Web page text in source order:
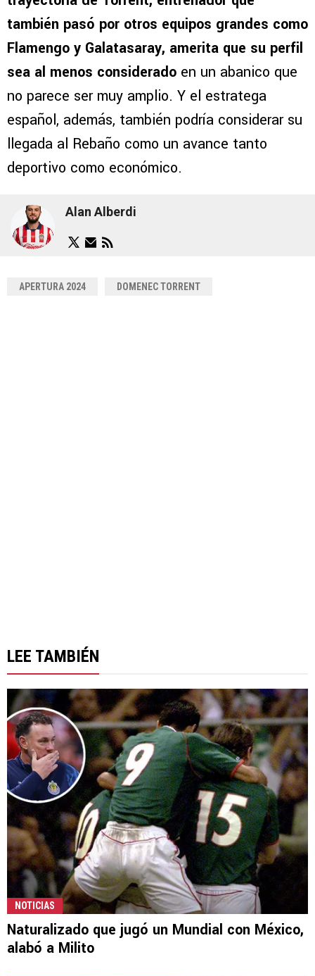
también pasó por otros equipos grandes como
Flamengo y Galatasaray, amerita que su perfil
sea al menos considerado en un abanico que
no parece ser muy amplio. Y el estratega
español, además, también podría considerar su
llegada al Rebaño como un avance tanto
deportivo como económico.
Alan Alberdi
APERTURA 2024 DOMENEC TORRENT
LEE TAMBIÉN
NOTICIAS
Naturalizado que jugó un Mundial con México,
alabó a Milito